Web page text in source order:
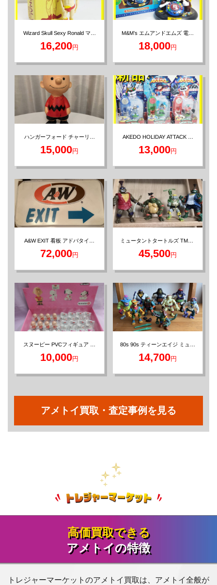
Wizard Skull Sexy Ronald マク
16,200円
M&M’s エムアンドエムズ 電話
18,000円
ハンガーフォード チャーリー
15,000円
AKEDO HOLIDAY ATTACK ア
13,000円
A&W EXIT 看板 アドバタイジ
72,000円
ミュータントタートルズ TMNT
ュア
45,500円
スヌーピー PVCフィギュア 大
PEANUTS
10,000円
80s 90s ティーンエイジ ミュー
ィギュア
14,700円
アメトイ買取・査定事例を見る
高価買取できる
アメトイの特徴
トレジャーマーケットのアメトイ買取は、アメトイ全般が